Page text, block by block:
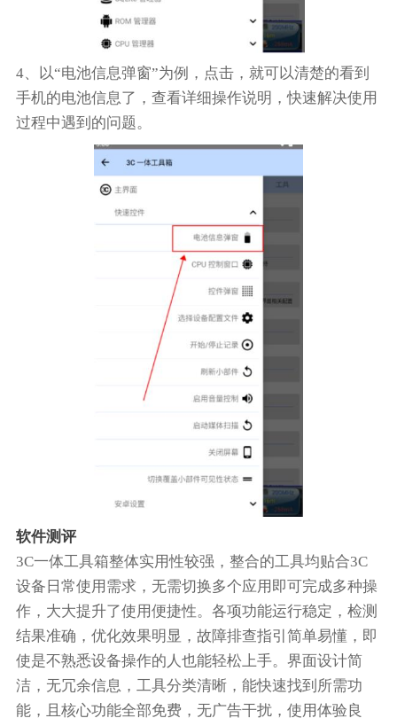
4、以“电池信息弹窗”为例，点击，就可以清楚的看到
手机的电池信息了，查看详细操作说明，快速解决使用
过程中遇到的问题。
软件测评
3C一体工具箱整体实用性较强，整合的工具均贴合3C
设备日常使用需求，无需切换多个应用即可完成多种操
作，大大提升了使用便捷性。各项功能运行稳定，检测
结果准确，优化效果明显，故障排查指引简单易懂，即
使是不熟悉设备操作的人也能轻松上手。界面设计简
洁，无冗余信息，工具分类清晰，能快速找到所需功
能，且核心功能全部免费，无广告干扰，使用体验良